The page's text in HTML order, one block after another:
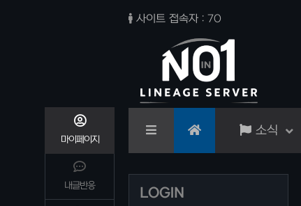
사이트 접속자 : 70
소식
마이페이지
내글반응 LOGIN 서버 1차 통합 이전 마